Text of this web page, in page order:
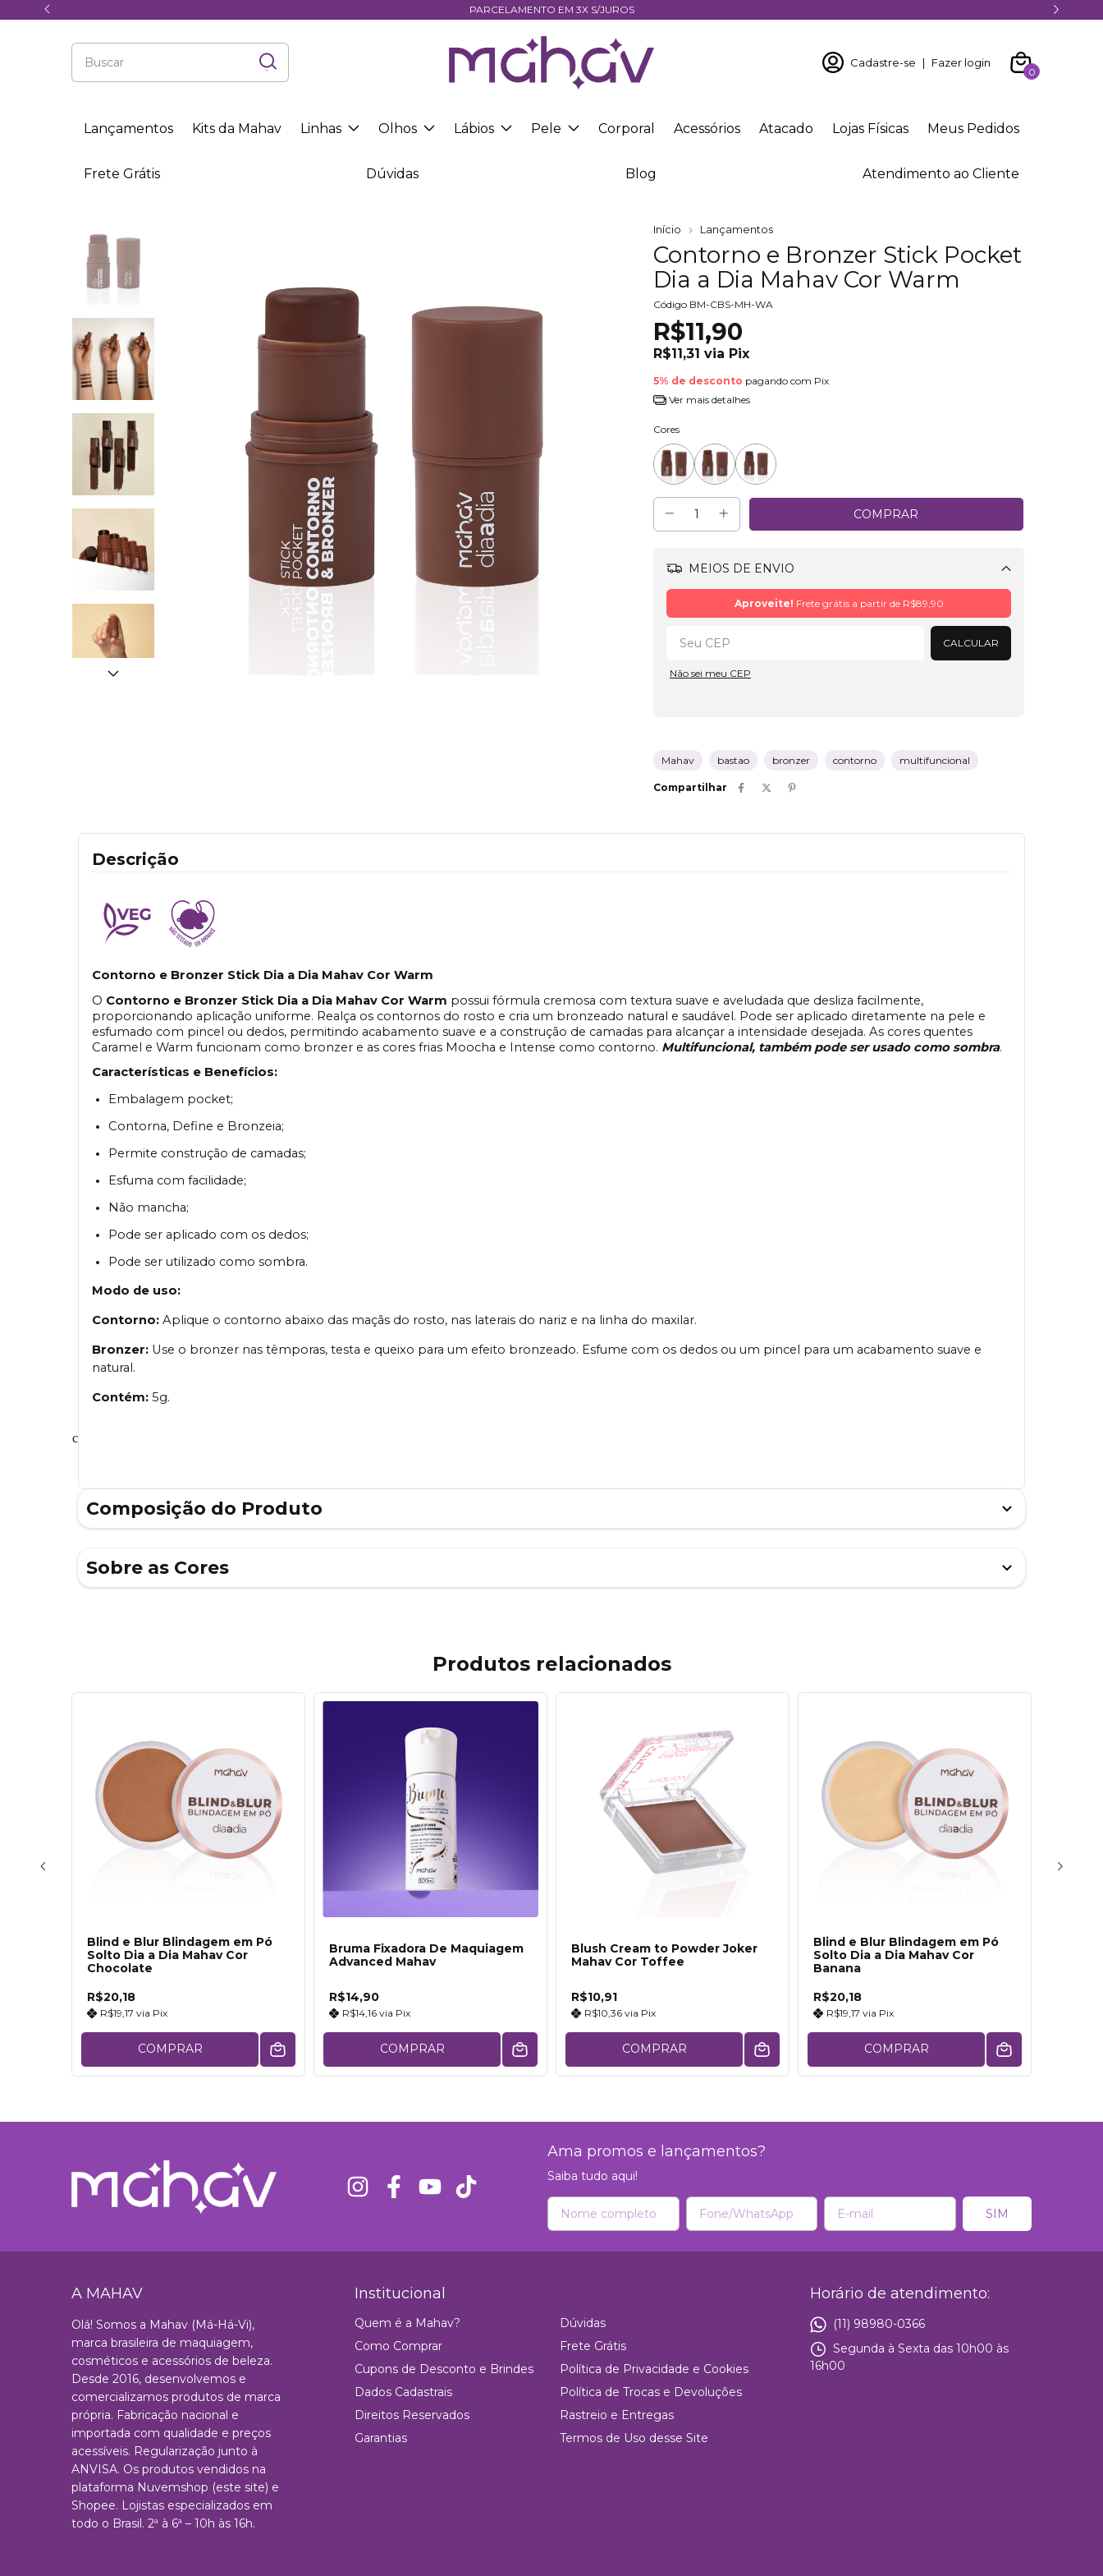
PARCELAMENTO EM 3X S/JUROS
Cadastre-se | Fazer login
0
Lançamentos Kits da Mahav Linhas Olhos Lábios Pele Corporal Acessórios Atacado Lojas Físicas Meus Pedidos
Frete Grátis Dúvidas Blog Atendimento ao Cliente
Início Lançamentos
Contorno e Bronzer Stick Pocket
Dia a Dia Mahav Cor Warm
Código BM-CBS-MH-WA
R$11,90
R$11,31 via Pix
5% de desconto pagando com Pix
Ver mais detalhes
Cores
MEIOS DE ENVIO
Aproveite! Frete grátis a partir de R$89,90
CALCULAR
Não sei meu CEP
Mahav bastao bronzer contorno multifuncional
Compartilhar
Descrição
Contorno e Bronzer Stick Dia a Dia Mahav Cor Warm
O Contorno e Bronzer Stick Dia a Dia Mahav Cor Warm possui fórmula cremosa com textura suave e aveludada que desliza facilmente,
proporcionando aplicação uniforme. Realça os contornos do rosto e cria um bronzeado natural e saudável. Pode ser aplicado diretamente na pele e
esfumado com pincel ou dedos, permitindo acabamento suave e a construção de camadas para alcançar a intensidade desejada. As cores quentes
Caramel e Warm funcionam como bronzer e as cores frias Moocha e Intense como contorno. Multifuncional, também pode ser usado como sombra.
Características e Benefícios:
Embalagem pocket;
Contorna, Define e Bronzeia;
Permite construção de camadas;
Esfuma com facilidade;
Não mancha;
Pode ser aplicado com os dedos;
Pode ser utilizado como sombra.
Modo de uso:
Contorno: Aplique o contorno abaixo das maçãs do rosto, nas laterais do nariz e na linha do maxilar.
Bronzer: Use o bronzer nas têmporas, testa e queixo para um efeito bronzeado. Esfume com os dedos ou um pincel para um acabamento suave e
natural.
Contém: 5g.
c
Composição do Produto
Sobre as Cores
Produtos relacionados
Blind e Blur Blindagem em Pó
Solto Dia a Dia Mahav Cor
Chocolate
R$20,18
R$19,17 via Pix
COMPRAR
Bruma Fixadora De Maquiagem
Advanced Mahav
R$14,90
R$14,16 via Pix
COMPRAR
Blush Cream to Powder Joker
Mahav Cor Toffee
R$10,91
R$10,36 via Pix
COMPRAR
Blind e Blur Blindagem em Pó
Solto Dia a Dia Mahav Cor
Banana
R$20,18
R$19,17 via Pix
COMPRAR
Ama promos e lançamentos?
Saiba tudo aqui!
A MAHAV
Olá! Somos a Mahav (Má-Há-Vi),
marca brasileira de maquiagem,
cosméticos e acessórios de beleza.
Desde 2016, desenvolvemos e
comercializamos produtos de marca
própria. Fabricação nacional e
importada com qualidade e preços
acessíveis. Regularização junto à
ANVISA. Os produtos vendidos na
plataforma Nuvemshop (este site) e
Shopee. Lojistas especializados em
todo o Brasil. 2ª à 6ª – 10h às 16h.
Institucional
Quem é a Mahav?
Como Comprar
Cupons de Desconto e Brindes
Dados Cadastrais
Direitos Reservados
Garantias
Dúvidas
Frete Grátis
Política de Privacidade e Cookies
Política de Trocas e Devoluções
Rastreio e Entregas
Termos de Uso desse Site
Horário de atendimento:
(11) 98980-0366
Segunda à Sexta das 10h00 às
16h00